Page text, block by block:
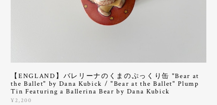
【ENGLAND】バレリーナのくまのぷっくり缶 "Bear at
the Ballet" by Dana Kubick / "Bear at the Ballet" Plump
Tin Featuring a Ballerina Bear by Dana Kubick
¥2,200